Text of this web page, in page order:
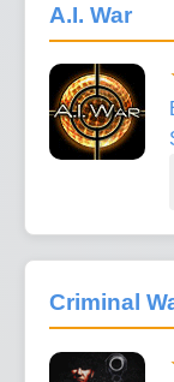
A.I. War
Criminal